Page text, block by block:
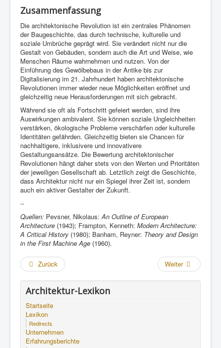
Zusammenfassung
Die architektonische Revolution ist ein zentrales Phänomen
der Baugeschichte, das durch technische, kulturelle und
soziale Umbrüche geprägt wird. Sie verändert nicht nur die
Gestalt von Gebäuden, sondern auch die Art und Weise, wie
Menschen Räume wahrnehmen und nutzen. Von der
Einführung des Gewölbebaus in der Antike bis zur
Digitalisierung im 21. Jahrhundert haben architektonische
Revolutionen immer wieder neue Möglichkeiten eröffnet und
gleichzeitig neue Herausforderungen mit sich gebracht.
Während sie oft als Fortschritt gefeiert werden, sind ihre
Auswirkungen ambivalent. Sie können soziale Ungleichheiten
verstärken, ökologische Probleme verschärfen oder kulturelle
Identitäten gefährden. Gleichzeitig bieten sie Chancen für
nachhaltigere, inklusivere und innovativere
Gestaltungsansätze. Die Bewertung architektonischer
Revolutionen hängt daher stets von den Werten und Prioritäten
der jeweiligen Gesellschaft ab. Letztlich zeigt die Geschichte,
dass Architektur nicht nur ein Spiegel ihrer Zeit ist, sondern
auch ein aktiver Gestalter der Zukunft.
--
Quellen: Pevsner, Nikolaus: An Outline of European
Architecture (1943); Frampton, Kenneth: Modern Architecture:
A Critical History (1980); Banham, Reyner: Theory and Design
in the First Machine Age (1960).
Zurück Weiter
Architektur-Lexikon
Startseite
Lexikon
Redirects
Unternehmen
Erfahrungsberichte